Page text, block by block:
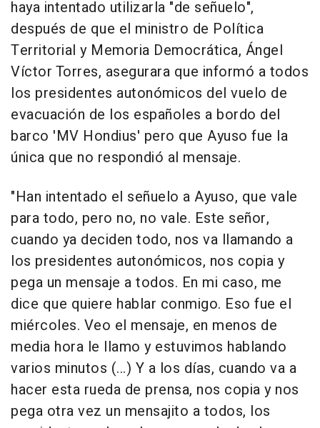
haya intentado utilizarla "de señuelo",
después de que el ministro de Política
Territorial y Memoria Democrática, Ángel
Víctor Torres, asegurara que informó a todos
los presidentes autonómicos del vuelo de
evacuación de los españoles a bordo del
barco 'MV Hondius' pero que Ayuso fue la
única que no respondió al mensaje.
"Han intentado el señuelo a Ayuso, que vale
para todo, pero no, no vale. Este señor,
cuando ya deciden todo, nos va llamando a
los presidentes autonómicos, nos copia y
pega un mensaje a todos. En mi caso, me
dice que quiere hablar conmigo. Eso fue el
miércoles. Veo el mensaje, en menos de
media hora le llamo y estuvimos hablando
varios minutos (...) Y a los días, cuando va a
hacer esta rueda de prensa, nos copia y nos
pega otra vez un mensajito a todos, los